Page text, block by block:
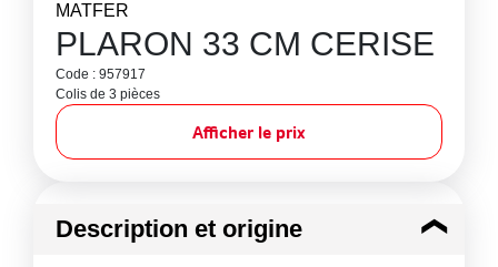
MATFER
PLARON 33 CM CERISE
Code : 957917
Colis de 3 pièces
Afficher le prix
Description et origine